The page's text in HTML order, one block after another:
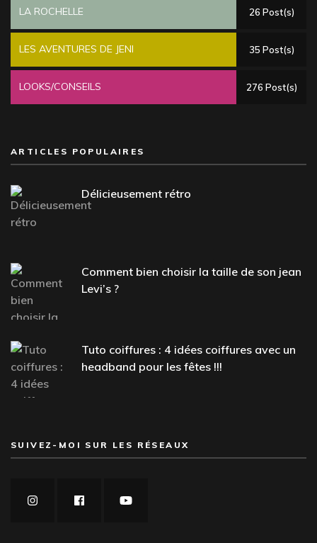
LA ROCHELLE 26 Post(s)
LES AVENTURES DE JENI 35 Post(s)
LOOKS/CONSEILS 276 Post(s)
ARTICLES POPULAIRES
Délicieusement rétro
Comment bien choisir la taille de son jean
Levi’s ?
Tuto coiffures : 4 idées coiffures avec un
headband pour les fêtes !!!
SUIVEZ-MOI SUR LES RÉSEAUX